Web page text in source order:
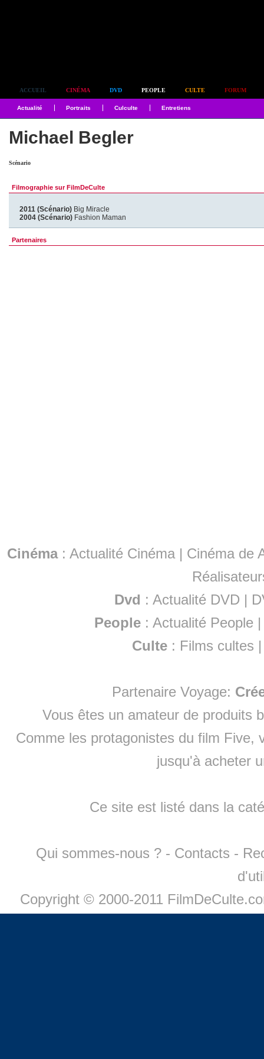
ACCUEIL CINÉMA DVD PEOPLE CULTE FORUM
Actualité Portraits Culculte Entretiens
Michael Begler
Scénario
Filmographie sur FilmDeCulte
2011 (Scénario) Big Miracle
2004 (Scénario) Fashion Maman
Partenaires
Cinéma: Actualité Cinéma | Cinéma de
Dvd : Actualité DVD |
People :Actualité People
Culte : Films cultes
Partenaire Voyage:
Vous êtes un amateur de produits
Comme les protagonistes du film Five,
jusqu'à acheter
Ce site est listé dans la
Qui sommes-nous ? - Contacts -
Copyright © 2000-2011